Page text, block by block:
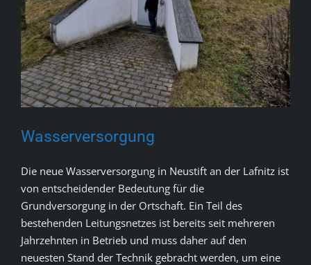
Wasserversorgung
Die neue Wasserversorgung in Neustift an der Lafnitz ist
von entscheidender Bedeutung für die
Grundversorgung in der Ortschaft. Ein Teil des
bestehenden Leitungsnetzes ist bereits seit mehreren
Jahrzehnten in Betrieb und muss daher auf den
neuesten Stand der Technik gebracht werden, um eine